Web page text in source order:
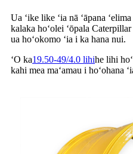
Ua ʻike like ʻia nā ʻāpana
kalaka hoʻolei ʻōpala
ua hoʻokomo ʻia i ka hana nui.
ʻO ka19.50-49/4.0 lihihe lihi
kahi mea maʻamau i hoʻohana